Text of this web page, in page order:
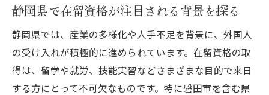
割
留学中の在留資格で就労可能な条件とは
在留資格「留学」で就労できるケースを解
静岡県で在留資格が注目される背景を探る
静岡県では、産業の多様化や人手不足を背景に、外国人
の受け入れが積極的に進められています。在留資格の取
得は、留学や就労、技能実習などさまざまな目的で来日
する方にとって不可欠なものです。特に磐田市を含む県